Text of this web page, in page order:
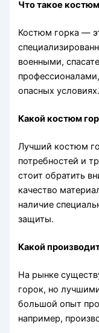
Что такое
Костюм горка —
военными,
опасных условиях.
Какой костюм
Лучший костюм
потребностей и
стоит обратить
качество
наличие
защиты.
Какой
На рынке
горок, но
большой опыт
например,